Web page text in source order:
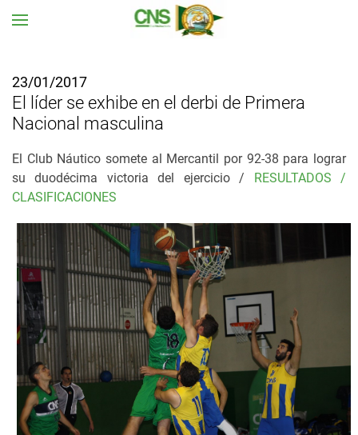
23/01/2017
El líder se exhibe en el derbi de Primera
Nacional masculina
El Club Náutico somete al Mercantil por 92-38 para lograr
su duodécima victoria del ejercicio / RESULTADOS /
CLASIFICACIONES